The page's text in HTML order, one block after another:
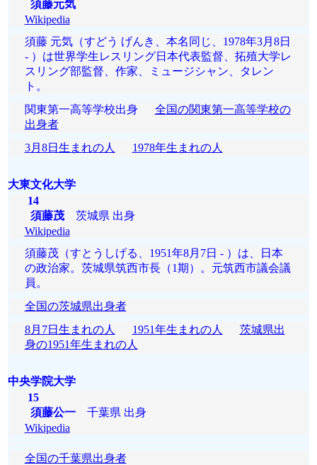
須藤元気
Wikipedia
須藤 元気（すどう げんき、本名同じ、1978年3月8日
- ）は世界学生レスリング日本代表監督、拓殖大学レ
スリング部監督、作家、ミュージシャン、タレン
ト。
関東第一高等学校出身 全国の関東第一高等学校の
出身者
3月8日生まれの人
1978年生まれの人
大東文化大学
14
須藤茂茨城県 出身
Wikipedia
須藤茂（すとうしげる、1951年8月7日 - ）は、日本
の政治家。茨城県筑西市長（1期）。元筑西市議会議
員。
全国の茨城県出身者
8月7日生まれの人
1951年生まれの人
茨城県出
身の1951年生まれの人
中央学院大学
15
須藤公一千葉県 出身
Wikipedia
全国の千葉県出身者